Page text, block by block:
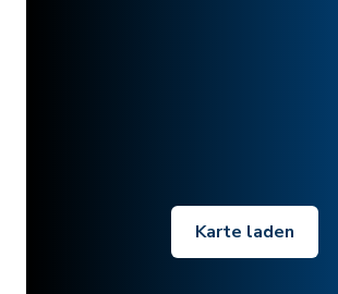
Karte laden